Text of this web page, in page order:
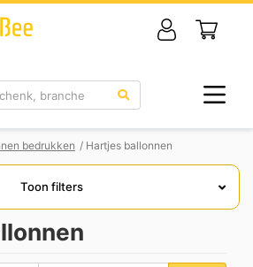
bedrukken / Hartjes ballonnen
Toon filters